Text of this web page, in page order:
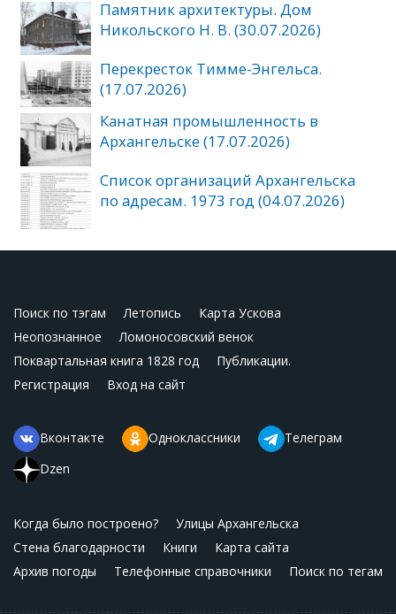
Памятник архитектуры. Дом
Никольского Н. В. (30.07.2026)
Перекресток Тимме-Энгельса.
(17.07.2026)
Канатная промышленность в
Архангельске (17.07.2026)
Список организаций Архангельска
по адресам. 1973 год (04.07.2026)
Поиск по тэгам Летопись
Карта Ускова
Неопознанное
Ломоносовский венок
Поквартальная книга 1828 год
Публикации.
Регистрация
Вход на сайт
Вконтакте Одноклассники
Телеграм
Dzen
Когда было построено?
Улицы Архангельска
Стена благодарности
Книги
Карта сайта
Архив погоды
Телефонные справочники Поиск по тегам